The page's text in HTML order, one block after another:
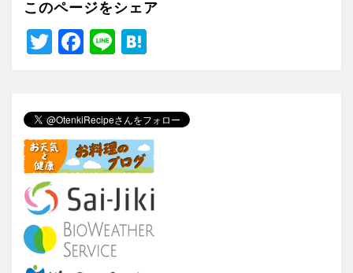
このページをシェア
T
er
F
e
b
o
o
k
Li
n
a